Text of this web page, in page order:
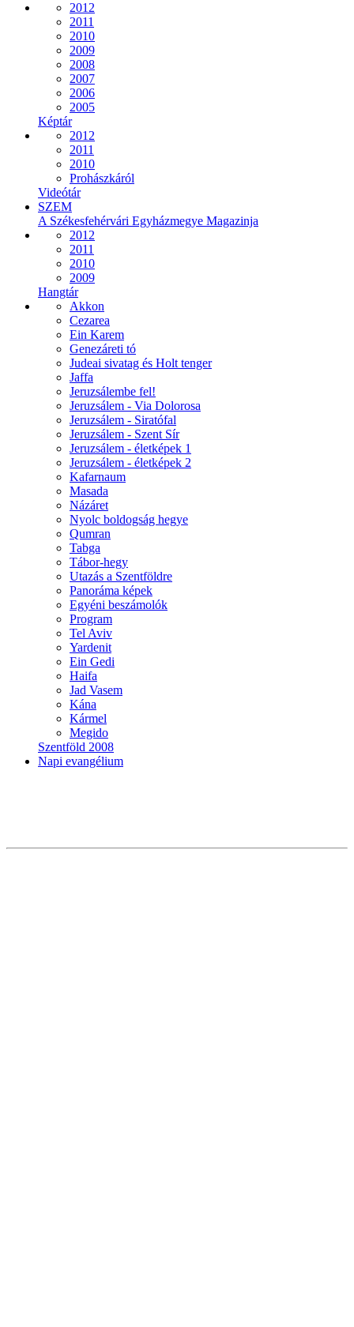
2012
2011
2010
2009
2008
2007
2006
2005
Képtár
2012
2011
2010
Prohászkáról
Videótár
SZEM
A Székesfehérvári Egyházmegye Magazinja
2012
2011
2010
2009
Hangtár
Akkon
Cezarea
Ein Karem
Genezáreti tó
Judeai sivatag és Holt tenger
Jaffa
Jeruzsálembe fel!
Jeruzsálem - Via Dolorosa
Jeruzsálem - Siratófal
Jeruzsálem - Szent Sír
Jeruzsálem - életképek 1
Jeruzsálem - életképek 2
Kafarnaum
Masada
Názáret
Nyolc boldogság hegye
Qumran
Tabga
Tábor-hegy
Utazás a Szentföldre
Panoráma képek
Egyéni beszámolók
Program
Tel Aviv
Yardenit
Ein Gedi
Haifa
Jad Vasem
Kána
Kármel
Megido
Szentföld 2008
Napi evangélium